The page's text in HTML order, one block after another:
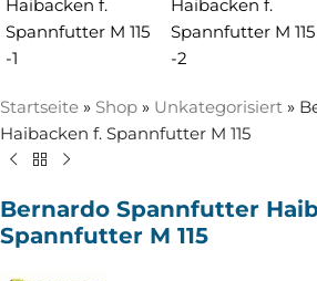
Startseite » Shop » Unkategorisiert »
Haibacken f. Spannfutter M 115
Bernardo Spannfutter
Spannfutter M 115